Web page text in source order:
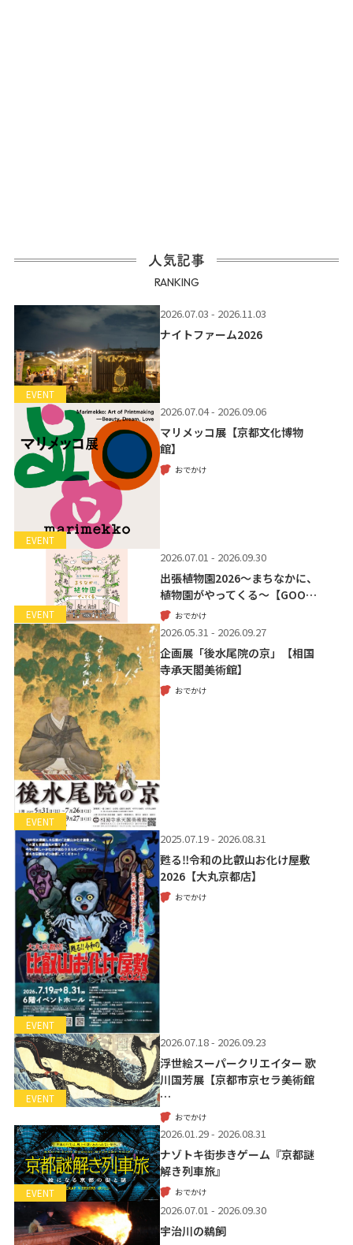
人気記事
RANKING
EVENT
2026.07.03 - 2026.11.03
ナイトファーム2026
EVENT
2026.07.04 - 2026.09.06
マリメッコ展【京都文化博物
館】
おでかけ
EVENT
2026.07.01 - 2026.09.30
出張植物園2026～まちなかに、
植物園がやってくる～【GOO…
おでかけ
EVENT
2026.05.31 - 2026.09.27
企画展「後水尾院の京」【相国
寺承天閣美術館】
おでかけ
EVENT
2025.07.19 - 2026.08.31
甦る‼令和の比叡山お化け屋敷
2026【大丸京都店】
おでかけ
EVENT
2026.07.18 - 2026.09.23
浮世絵スーパークリエイター 歌
川国芳展【京都市京セラ美術館
…
おでかけ
EVENT
2026.01.29 - 2026.08.31
ナゾトキ街歩きゲーム『京都謎
解き列車旅』
おでかけ
2026.07.01 - 2026.09.30
宇治川の鵜飼